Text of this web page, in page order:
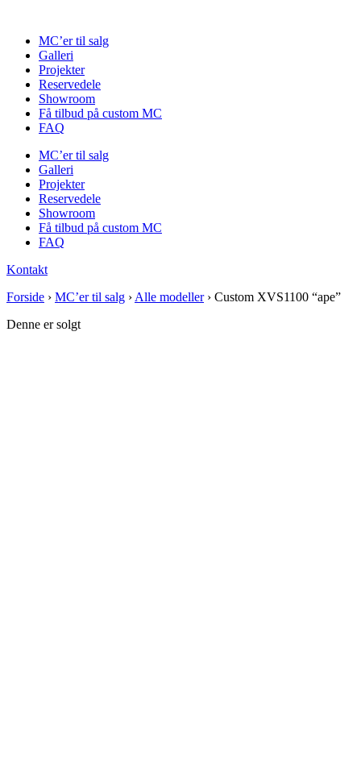
indholdMC’er til salg
Galleri
Projekter
Reservedele
Showroom
Få tilbud på custom MC
FAQ
MC’er til salg
Galleri
Projekter
Reservedele
Showroom
Få tilbud på custom MC
FAQ
Kontakt
Forside › MC’er til salg › Alle modeller› Custom XVS1100 “ape”
Denne er solgt